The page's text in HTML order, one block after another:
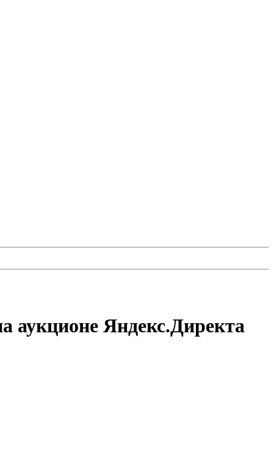
аукционе Яндекс.Директа